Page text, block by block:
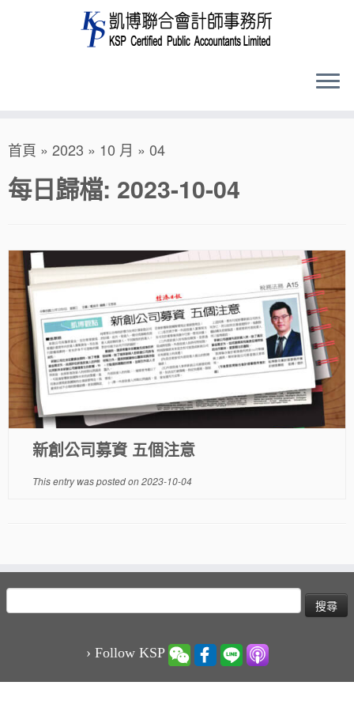
to
content
首頁 » 2023 » 10 月 » 04
每日歸檔: 2023-10-04
新創公司募資 五個注意
This entry was posted on2023-10-04
尋
› Follow KSP